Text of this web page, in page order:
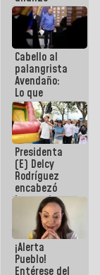
junto a
gobernadores
planes de
recuperación
del Sistema
Eléctrico
Nacional
Cabello al
palangrista
Avendaño:
Lo que
vayas a
escribir
hazlo hoy
por que no
sabemos si
la semana
que viene
hay
programa
Presidenta
(E) Delcy
Rodríguez
encabezó
lanzamiento
del Plan
Nacional de
Recreación
Vacacional
¡Alerta
Pueblo!
Entérese del